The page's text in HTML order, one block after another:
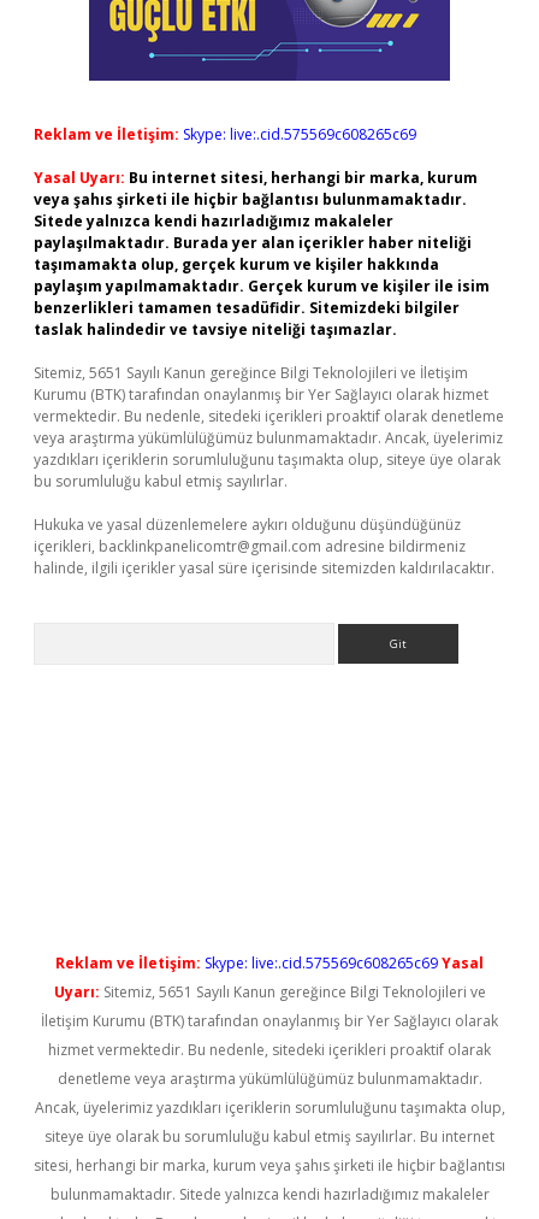
Reklam ve İletişim: Skype: live:.cid.575569c608265c69
Yasal Uyarı: Bu internet sitesi, herhangi bir marka, kurum
veya şahıs şirketi ile hiçbir bağlantısı bulunmamaktadır.
Sitede yalnızca kendi hazırladığımız makaleler
paylaşılmaktadır. Burada yer alan içerikler haber niteliği
taşımamakta olup, gerçek kurum ve kişiler hakkında
paylaşım yapılmamaktadır. Gerçek kurum ve kişiler ile isim
benzerlikleri tamamen tesadüfidir. Sitemizdeki bilgiler
taslak halindedir ve tavsiye niteliği taşımazlar.
Sitemiz, 5651 Sayılı Kanun gereğince Bilgi Teknolojileri ve İletişim
Kurumu (BTK) tarafından onaylanmış bir Yer Sağlayıcı olarak hizmet
vermektedir. Bu nedenle, sitedeki içerikleri proaktif olarak denetleme
veya araştırma yükümlülüğümüz bulunmamaktadır. Ancak, üyelerimiz
yazdıkları içeriklerin sorumluluğunu taşımakta olup, siteye üye olarak
bu sorumluluğu kabul etmiş sayılırlar.
Hukuka ve yasal düzenlemelere aykırı olduğunu düşündüğünüz
içerikleri, backlinkpanelicomtr@gmail.com adresine bildirmeniz
halinde, ilgili içerikler yasal süre içerisinde sitemizden kaldırılacaktır.
Reklam ve İletişim: Skype: live:.cid.575569c608265c69Yasal
Uyarı: Sitemiz, 5651 Sayılı Kanun gereğince Bilgi Teknolojileri ve
İletişim Kurumu (BTK) tarafından onaylanmış bir Yer Sağlayıcı olarak
hizmet vermektedir. Bu nedenle, sitedeki içerikleri proaktif olarak
denetleme veya araştırma yükümlülüğümüz bulunmamaktadır.
Ancak, üyelerimiz yazdıkları içeriklerin sorumluluğunu taşımakta olup,
siteye üye olarak bu sorumluluğu kabul etmiş sayılırlar. Bu internet
sitesi, herhangi bir marka, kurum veya şahıs şirketi ile hiçbir bağlantısı
bulunmamaktadır. Sitede yalnızca kendi hazırladığımız makaleler